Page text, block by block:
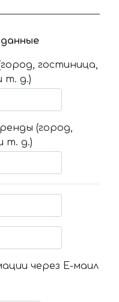
гостиница,
т. д.)
(город,
т. д.)
через Е-маил